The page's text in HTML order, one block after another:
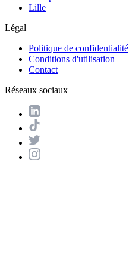
Lille
Légal
Politique de confidentialité
Conditions d'utilisation
Contact
Réseaux sociaux